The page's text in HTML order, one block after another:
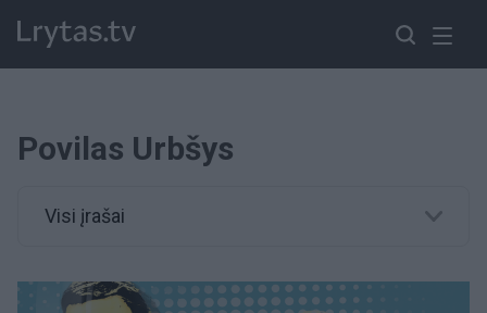
Povilas Urbšys
Visi įrašai